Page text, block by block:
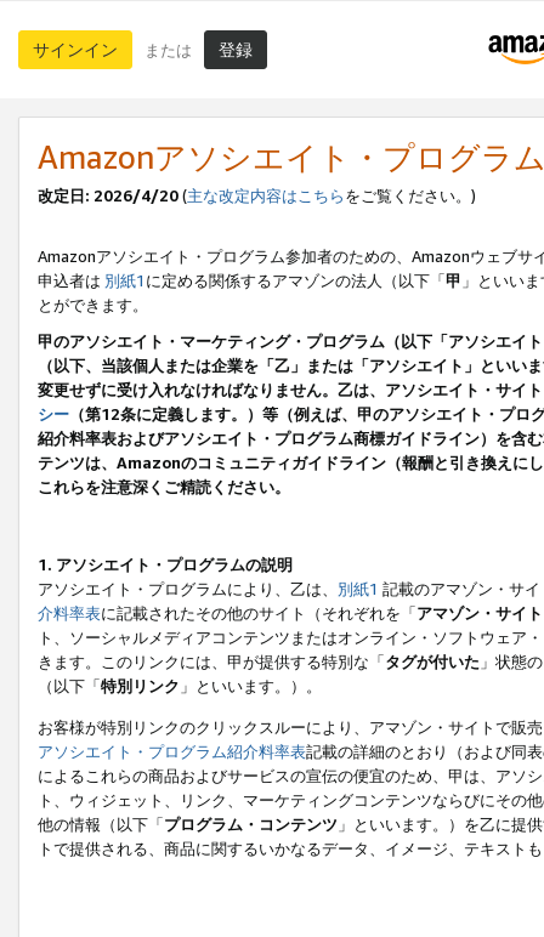
サインイン または 登録
Amazonアソシエイト・プログラ
改定日: 2026/4/20(主な改定内容はこちらをご覧ください。)
Amazonアソシエイト・プログラム参加者のための、Amazonウェブサ
申込者は 別紙1 に定める関係するアマゾンの法人（以下「甲 」といい
とができます。
甲のアソシエイト・マーケティング・プログラム（以下「アソシエイ
（以下、当該個人または企業を「乙」または「アソシエイト」とい
変更せずに受け入れなければなりません。乙は、アソシエイト・サイ
シー （第12条に定義します。）等（例えば、甲のアソシエイト・プ
紹介料率表およびアソシエイト・プログラム商標ガイドライン）を
テンツは、Amazonのコミュニティガイドライン（報酬と引き換えに
これらを注意深くご精読ください。
1. アソシエイト・プログラムの説明
アソシエイト・プログラムにより、乙は、 別紙1 記載のアマゾン・サ
介料率表に記載されたその他のサイト（それぞれを「アマゾン・サイト
ト、ソーシャルメディアコンテンツまたはオンライン・ソフトウェア
きます。このリンクには、甲が提供する特別な「タグが付いた 」状態
（以下「特別リンク 」といいます。）。
お客様が特別リンクのクリックスルーにより、アマゾン・サイトで販
アソシエイト・プログラム紹介料率表記載の詳細のとおり（および同
によるこれらの商品およびサービスの宣伝の便宜のため、甲は、アソ
ト、ウィジェット、リンク、マーケティングコンテンツならびにその
他の情報（以下「プログラム・コンテンツ 」といいます。）を乙に提
トで提供される、商品に関するいかなるデータ、イメージ、テキス